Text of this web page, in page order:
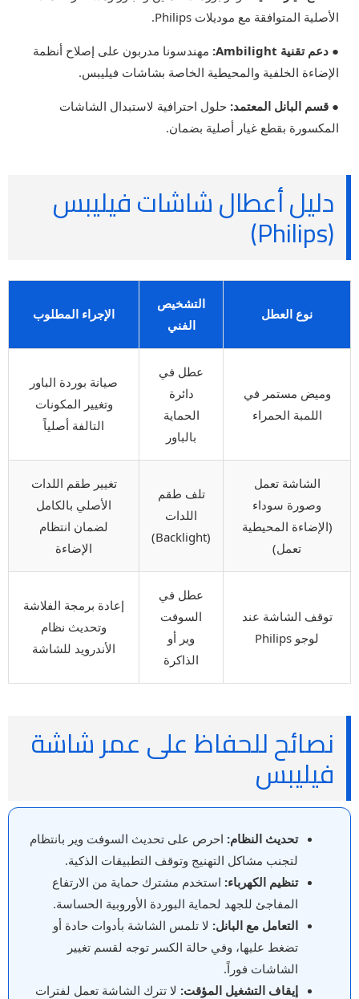
الأصلية المتوافقة مع موديلات Philips.
● دعم تقنية Ambilight:
مهندسونا مدربون على إصلاح أنظمة
الإضاءة الخلفية والمحيطية الخاصة بشاشات فيليبس.
● قسم البانل المعتمد: حلول احترافية لاستبدال الشاشات
المكسورة بقطع غيار أصلية بضمان.
دليل أعطال شاشات فيليبس
(Philips)
نوع العطل
التشخيص
الفني
الإجراء المطلوب
وميض مستمر في
اللمبة الحمراء
عطل في
دائرة
الحماية
بالباور
صيانة بوردة الباور
وتغيير المكونات
التالفة أصلياً
الشاشة تعمل
وصورة سوداء
(الإضاءة المحيطية
تعمل)
تلف طقم
اللدات
(Backlight)
تغيير طقم اللدات
الأصلي بالكامل
لضمان انتظام
الإضاءة
توقف الشاشة عند
لوجو Philips
عطل في
السوفت
وير أو
الذاكرة
إعادة برمجة الفلاشة
وتحديث نظام
الأندرويد للشاشة
نصائح للحفاظ على عمر شاشة
فيليبس
تحديث النظام: احرص على تحديث السوفت وير بانتظام
لتجنب مشاكل التهنيج وتوقف التطبيقات الذكية.
تنظيم الكهرباء: استخدم مشترك حماية من الارتفاع
المفاجئ للجهد لحماية البوردة الأوروبية الحساسة.
التعامل مع البانل: لا تلمس الشاشة بأدوات حادة أو
تضغط عليها، وفي حالة الكسر توجه لقسم تغيير
الشاشات فوراً.
إيقاف التشغيل المؤقت: لا تترك الشاشة تعمل لفترات